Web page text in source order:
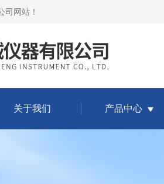
司网站 ！
关于我们 产品中心